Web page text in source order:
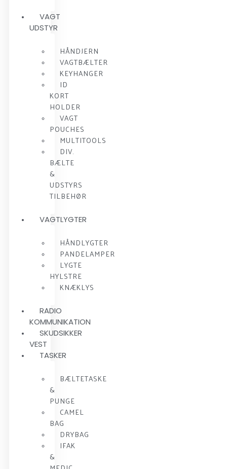
VAGT
UDSTYR
HÅNDJERN
VAGTBÆLTER
KEYHANGER
ID
KORT
HOLDER
VAGT
POUCHES
MULTITOOLS
DIV.
BÆLTE
&
UDSTYRS
TILBEHØR
VAGTLYGTER
HÅNDLYGTER
PANDELAMPER
LYGTE
HYLSTRE
KNÆKLYS
RADIO
KOMMUNIKATION
SKUDSIKKER
VEST
TASKER
BÆLTETASKE
&
PUNGE
CAMEL
BAG
DRYBAG
IFAK
&